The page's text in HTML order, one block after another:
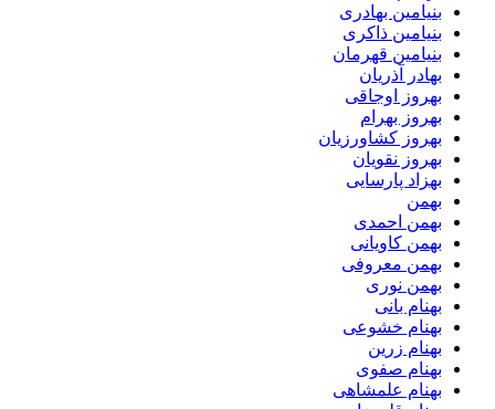
بنیامین بهادری
بنیامین ذاکری
بنیامین قهرمان
بهادر آذریان
بهروز اوجاقی
بهروز بهرام
بهروز کشاورزیان
بهروز نقویان
بهزاد پارسایی
بهمن
بهمن احمدی
بهمن کاویانی
بهمن معروفی
بهمن نوری
بهنام بانی
بهنام خشوعی
بهنام زرین
بهنام صفوی
بهنام علمشاهی